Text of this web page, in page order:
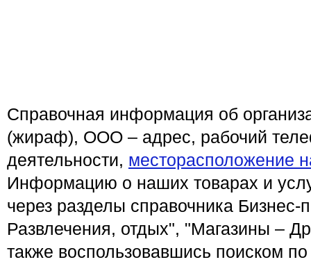
Справочная информация об
(жираф), ООО – адрес, рабочий
деятельности, месторасположение
Информацию о наших товарах и
через разделы справочника Бизнес-
Развлечения, отдых", "Магазины –
также воспользовавшись поиском